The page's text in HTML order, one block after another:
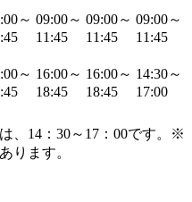
～ 09:00～
11:45
09:00～
11:45
09:00～
11:45
～ 16:00～
18:45
16:00～
18:45
14:30～
17:00
、14：30～17：00です。※
ります。